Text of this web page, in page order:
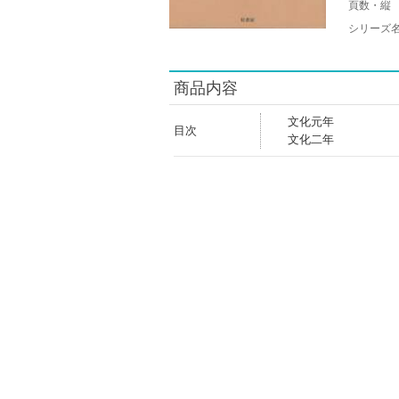
頁数・縦
シリーズ名
商品内容
目次
文化元年
文化二年